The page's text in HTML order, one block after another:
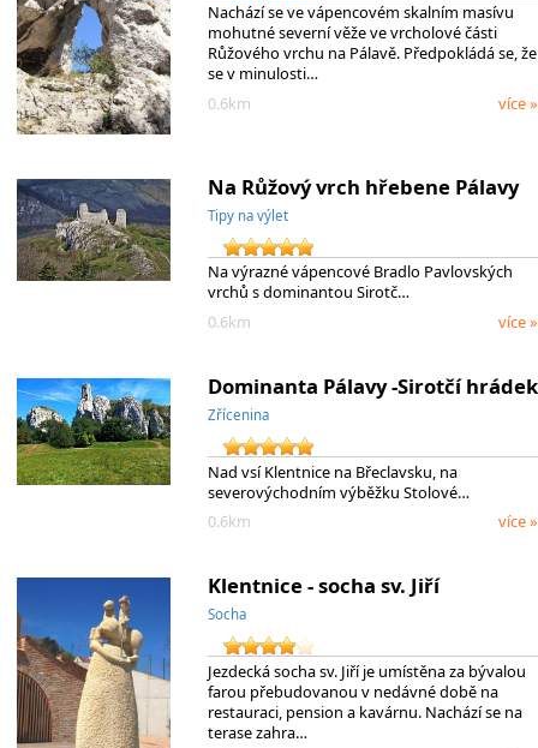
Nachází se ve vápencovém skalním masívu
mohutné severní věže ve vrcholové části
Růžového vrchu na Pálavě. Předpokládá se, že
se v minulosti…
0.6km
více »
Na Růžový vrch hřebene Pálavy
Tipy na výlet
Na výrazné vápencové Bradlo Pavlovských
vrchů s dominantou Sirotč…
0.6km
více »
Dominanta Pálavy -Sirotčí hrádek
Zřícenina
Nad vsí Klentnice na Břeclavsku, na
severovýchodním výběžku Stolové…
0.6km
více »
Klentnice - socha sv. Jiří
Socha
Jezdecká socha sv. Jiří je umístěna za bývalou
farou přebudovanou v nedávné době na
restauraci, pension a kavárnu. Nachází se na
terase zahra…